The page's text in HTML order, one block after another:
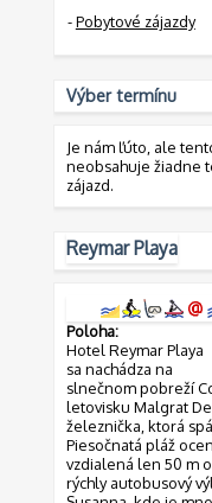
-Pobytové zájazdy
Výber termínu
Je nám ľúto, ale
neobsahuje žiadne
zájazd.
Reymar Playa
Poloha:
Hotel Reymar Playa
sa nachádza na
slnečnom pobreží
letovisku Malgrat
železnička, ktorá
Piesočnatá pláž
vzdialená len 50 m
rýchly autobusový